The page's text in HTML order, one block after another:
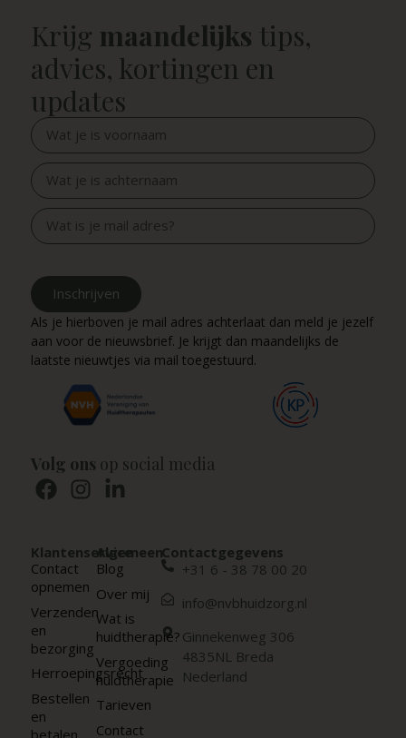
Krijg maandelijks tips,
advies, kortingen en
updates
Inschrijven
Als je hierboven je mail adres achterlaat dan meld je jezelf
aan voor de nieuwsbrief. Je krijgt dan maandelijks de
laatste nieuwtjes via mail toegestuurd.
Volg ons op social media
Klantenservice
Contact
opnemen
Verzenden
en
bezorging
Herroepingsrecht
Bestellen
en
betalen
Algemeen
Blog
Over mij
Wat is
huidtherapie?
Vergoeding
huidtherapie
Tarieven
Contact
Contactgegevens
+31 6 - 38 78 00 20
info@nvbhuidzorg.nl
Ginnekenweg 306
4835NL Breda
Nederland